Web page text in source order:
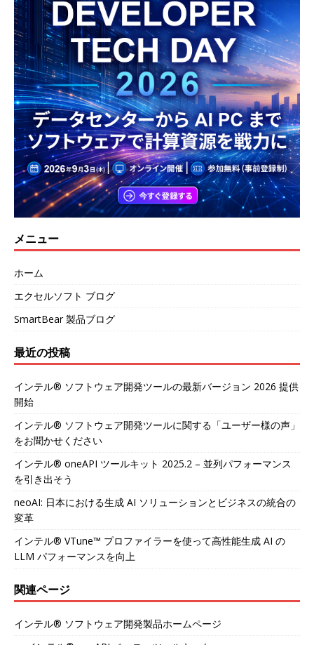
メニュー
ホーム
エクセルソフト ブログ
SmartBear 製品ブログ
最近の投稿
インテル® ソフトウェア開発ツールの最新バージョン 2026 提供
開始
インテル® ソフトウェア開発ツールに関する「ユーザー様の声」
をお聞かせください
インテル® oneAPI ツールキット 2025.2 – 並列パフォーマンス
を引き出そう
neoAI: 日本における生成 AI ソリューションとビジネスの統合の
変革
インテル® VTune™ プロファイラーを使って高性能生成 AI の
LLM パフォーマンスを向上
関連ページ
インテル® ソフトウェア開発製品ホームページ